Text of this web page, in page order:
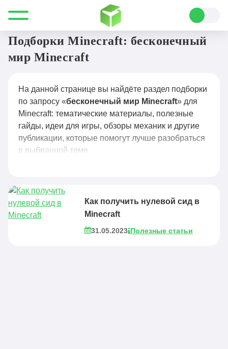
Все для Minecraft бесконечный мир Minecraft
Подборки Minecraft: бесконечный
мир Minecraft
На данной странице вы найдёте раздел подборки
по запросу «бесконечный мир Minecraft» для
Minecraft: тематические материалы, полезные
гайды, идеи для игры, обзоры механик и другие
публикации, которые помогут лучше разобраться
в выбранной теме.
Как получить нулевой сид в
Minecraft
31.05.2023 Полезные статьи